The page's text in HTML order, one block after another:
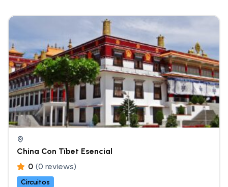
China Con Tíbet Esencial
0 (0 reviews)
Circuitos